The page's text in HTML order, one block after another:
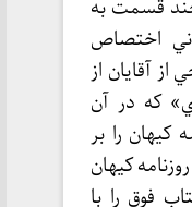
قسمت به
اختصاص
آقايان از
كه در آن
را بر
كيهان
فوق را با